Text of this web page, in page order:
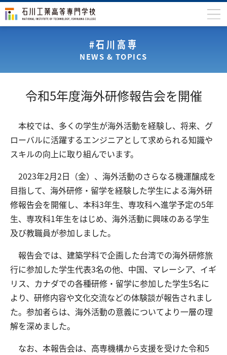
入学案内
学生生活
国際交流
研究・産学連携
教育・研究施設
中学生の方 在学生の方
保護者の方 卒業生の方 地域・企業の方
交通アクセス お問い合わせ
#石川高専
NEWS & TOPICS
令和5年度海外研修報告会を開催
本校では、多くの学生が海外活動を経験し、将来、グ
ローバルに活躍するエンジニアとして求められる知識や
スキルの向上に取り組んでいます。
2023年2月2日（金）、海外活動のさらなる機運醸成を
目指して、海外研修・留学を経験した学生による海外研
修報告会を開催し、本科3年生、専攻科へ進学予定の5年
生、専攻科1年生をはじめ、海外活動に興味のある学生
及び教職員が参加しました。
報告会では、建築学科で企画した台湾での海外研修旅
行に参加した学生代表3名の他、中国、マレーシア、イギ
リス、カナダでの各種研修・留学に参加した学生5名に
より、研修内容や文化交流などの体験談が報告されまし
た。参加者らは、海外活動の意義についてより一層の理
解を深めました。
なお、本報告会は、高専機構から支援を受けた令和5